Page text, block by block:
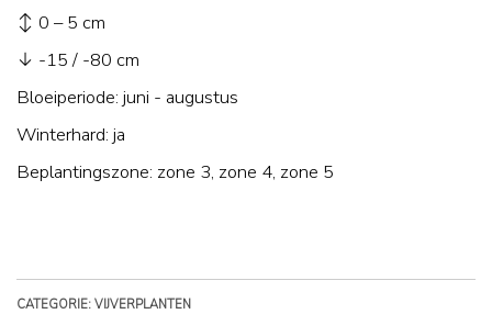
↕ 0 – 5 cm
↓ -15 / -80 cm
Bloeiperiode: juni - augustus
Winterhard: ja
Beplantingszone: zone 3, zone 4, zone 5
CATEGORIE: VIJVERPLANTEN